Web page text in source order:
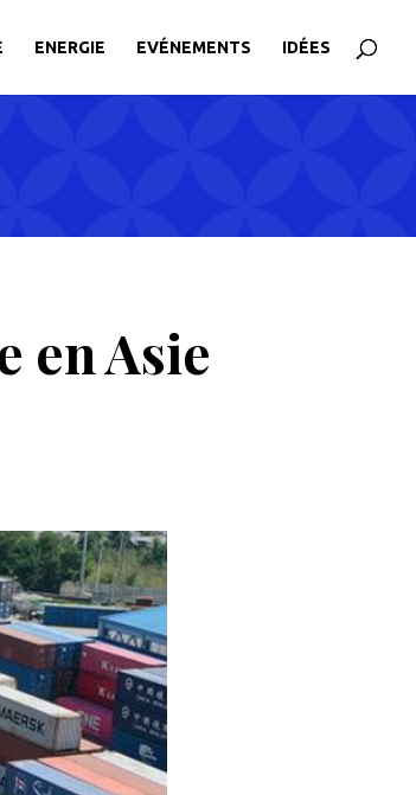
ENERGIE EVÉNEMENTS IDÉES
en Asie